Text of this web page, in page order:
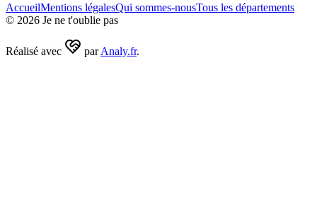
AccueilMentions légalesQui sommes-nousTous les départements
© 2026 Je ne t'oublie pas
Réalisé avec par Analy.fr.